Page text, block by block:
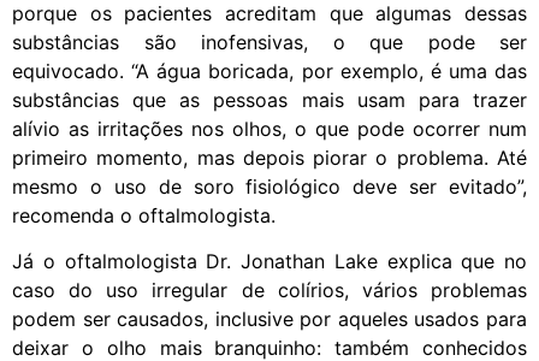
porque os pacientes acreditam que algumas dessas
substâncias são inofensivas, o que pode ser
equivocado. “A água boricada, por exemplo, é uma das
substâncias que as pessoas mais usam para trazer
alívio as irritações nos olhos, o que pode ocorrer num
primeiro momento, mas depois piorar o problema. Até
mesmo o uso de soro fisiológico deve ser evitado”,
recomenda o oftalmologista.
Já o oftalmologista Dr. Jonathan Lake explica que no
caso do uso irregular de colírios, vários problemas
podem ser causados, inclusive por aqueles usados para
deixar o olho mais branquinho: também conhecidos